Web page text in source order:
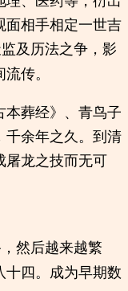
面相手相定一世吉
及历法之争，影
传。
葬经》、青鸟子
千余年之久。到清
屠龙之技而无可
然后越来越繁
四。成为早期数